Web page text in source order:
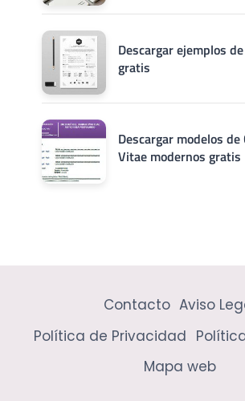
Descargar ejemplos
gratis
Descargar modelos
Vitae modernos gratis
Contacto Aviso
Política de Privacidad
Mapa web